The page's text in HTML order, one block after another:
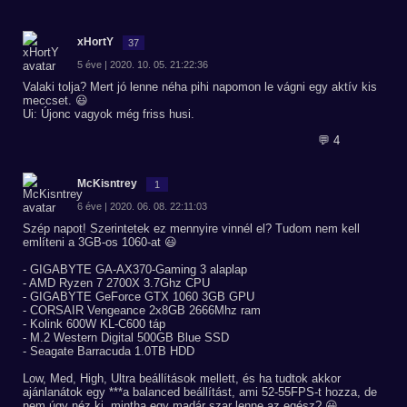
xHortY 37
5 éve | 2020. 10. 05. 21:22:36
Valaki tolja? Mert jó lenne néha pihi napomon le vágni egy aktív kis
meccset. 😃
Ui: Újonc vagyok még friss husi.
💬 4
McKisntrey 1
6 éve | 2020. 06. 08. 22:11:03
Szép napot! Szerintetek ez mennyire vinnél el? Tudom nem kell
említeni a 3GB-os 1060-at 😃
- GIGABYTE GA-AX370-Gaming 3 alaplap
- AMD Ryzen 7 2700X 3.7Ghz CPU
- GIGABYTE GeForce GTX 1060 3GB GPU
- CORSAIR Vengeance 2x8GB 2666Mhz ram
- Kolink 600W KL-C600 táp
- M.2 Western Digital 500GB Blue SSD
- Seagate Barracuda 1.0TB HDD
Low, Med, High, Ultra beállítások mellett, és ha tudtok akkor
ajánlanátok egy ***a balanced beállítást, ami 52-55FPS-t hozza, de